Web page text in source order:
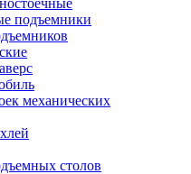
подъемники
механических
столов